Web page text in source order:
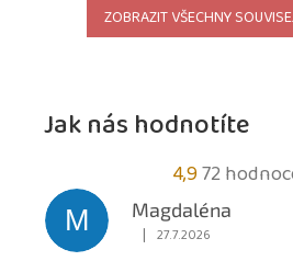
ZOBRAZIT VŠECHNY
Jak nás hodnotíte
4,9Průměrné
hodnocení
obchodu
72
M
Magdaléna
Hodnocení obchodu je 5
| 27.7.2026